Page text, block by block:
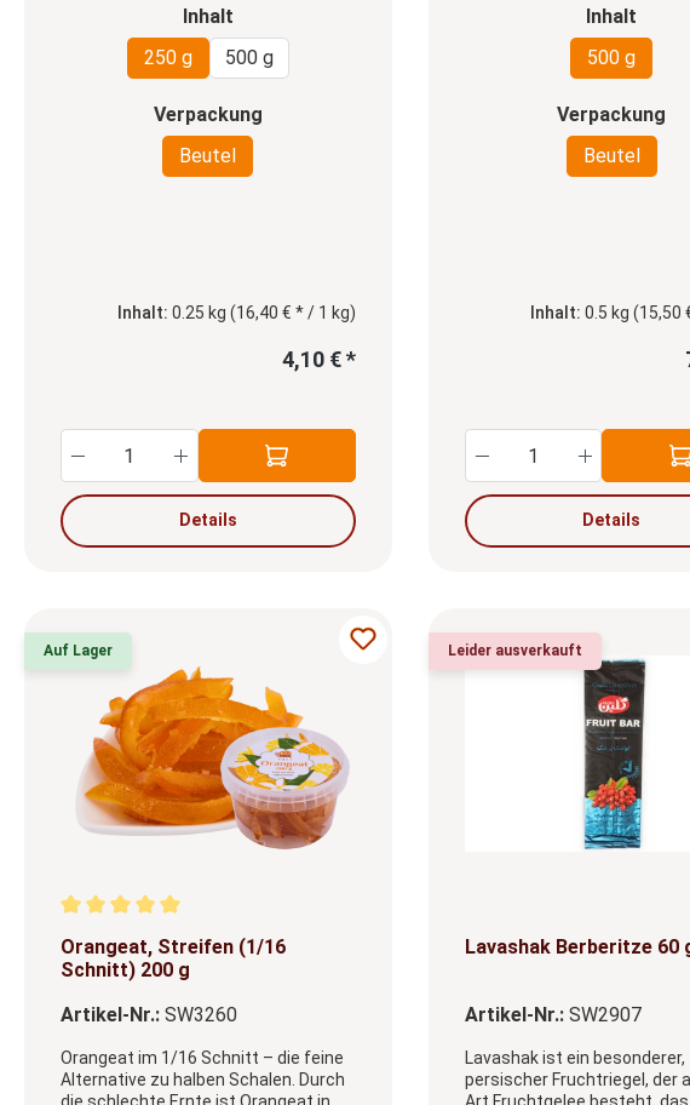
Inhaltauswählen
250 g
500 g
Verpackungauswählen
Beutel
Inhalt: 0.25 kg (16,40 € * / 1 kg)
4,10 € *
Produkt Anzahl: Gib den gewünschten Wert
Details
Inhalt
500 g
Verpackung
Beutel
Inhalt: 0.5 kg (15,50
Produkt
Details
Auf Lager
Durchschnittliche Bewertung von 5 von 5 Sternen
Orangeat, Streifen (1/16
Schnitt) 200 g
Artikel-Nr.: SW3260
Orangeat im 1/16 Schnitt – die feine
Alternative zu halben Schalen. Durch
Leider ausverkauft
Lavashak Berberitze 60
Artikel-Nr.: SW2907
Lavashak ist ein besonderer,
persischer Fruchtriegel, der